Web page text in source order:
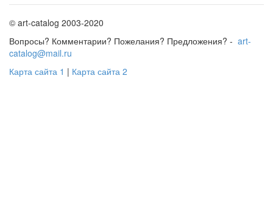
© art-catalog 2003-2020
Вопросы? Комментарии? Пожелания? Предложения? - art-
catalog@mail.ru
Карта сайта 1 | Карта сайта 2